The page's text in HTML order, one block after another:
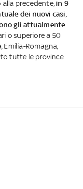
precedente, in 9
dei nuovi casi,
gli attualmente
o superiore a 50
Romagna,
tutte le province